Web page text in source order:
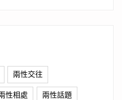
兩性交往
性相處 兩性話題